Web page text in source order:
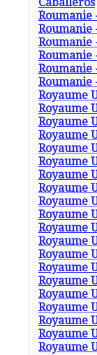
Caballeros
Roumanie
Roumanie
Roumanie
Roumanie
Roumanie
Roumanie
Royaume
Royaume
Royaume
Royaume
Royaume
Royaume
Royaume
Royaume
Royaume
Royaume
Royaume
Royaume
Royaume
Royaume
Royaume
Royaume
Royaume
Royaume
Royaume
Royaume